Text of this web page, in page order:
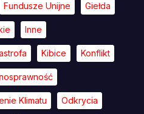
Fundusze Unijne Giełda
Inne
Kibice Konflikt
Klimatu Odkrycia